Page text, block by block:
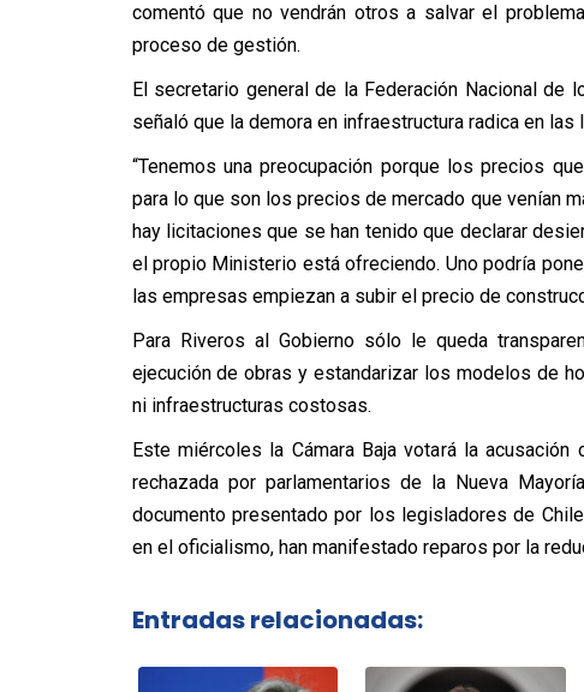
comentó que no vendrán otros a salvar el
proceso de gestión.
El secretario general de la Federación Nacional de
señaló que la demora en infraestructura radica en las
“Tenemos una preocupación porque los precios
para lo que son los precios de mercado que venían
hay licitaciones que se han tenido que declarar
el propio Ministerio está ofreciendo. Uno podría
las empresas empiezan a subir el precio de
Para Riveros al Gobierno sólo le queda
ejecución de obras y estandarizar los modelos de
ni infraestructuras costosas.
Este miércoles la Cámara Baja votará la
rechazada por parlamentarios de la Nueva
documento presentado por los legisladores de
en el oficialismo, han manifestado reparos por la
Entradas relacionadas: